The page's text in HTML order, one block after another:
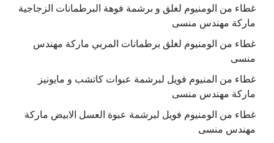
غطاء من الومنيوم لغلق و برشمة فوهة البرطمانات الزجاجية
ماركة مهندس منسى
غطاء من الومنيوم لغلق برطمانات المربي ماركة مهندس
منسى
غطاء من المنيوم فويل لبرشمة عبوات كاتشب و مايونيز
ماركة مهندس منسى
غطاء من الومنيوم فويل لبرشمة عبوة العسل الابيض ماركة
مهندس منسى